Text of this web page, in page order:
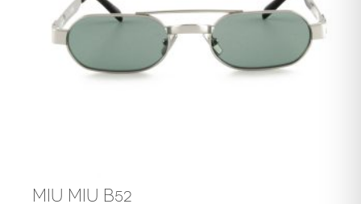
MIU MIU B52